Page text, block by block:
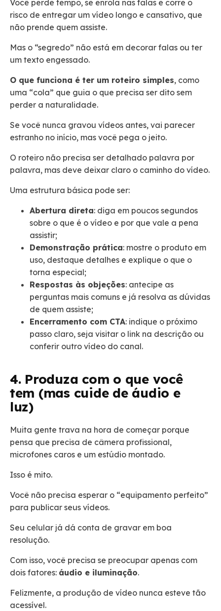
Você perde tempo, se enrola nas falas e corre o
risco de entregar um vídeo longo e cansativo, que
não prende quem assiste.
Mas o “segredo” não está em decorar falas ou ter
um texto engessado.
O que funciona é ter um roteiro simples, como
uma “cola” que guia o que precisa ser dito sem
perder a naturalidade.
Se você nunca gravou vídeos antes, vai parecer
estranho no início, mas você pega o jeito.
O roteiro não precisa ser detalhado palavra por
palavra, mas deve deixar claro o caminho do vídeo.
Uma estrutura básica pode ser:
Abertura direta: diga em poucos segundos
sobre o que é o vídeo e por que vale a pena
assistir;
Demonstração prática: mostre o produto em
uso, destaque detalhes e explique o que o
torna especial;
Respostas às objeções: antecipe as
perguntas mais comuns e já resolva as dúvidas
de quem assiste;
Encerramento com CTA: indique o próximo
passo claro, seja visitar o link na descrição ou
conferir outro vídeo do canal.
4. Produza com o que você
tem (mas cuide de áudio e
luz)
Muita gente trava na hora de começar porque
pensa que precisa de câmera profissional,
microfones caros e um estúdio montado.
Isso é mito.
Você não precisa esperar o “equipamento perfeito”
para publicar seus vídeos.
Seu celular já dá conta de gravar em boa
resolução.
Com isso, você precisa se preocupar apenas com
dois fatores: áudio e iluminação.
Felizmente, a produção de vídeo nunca esteve tão
acessível.